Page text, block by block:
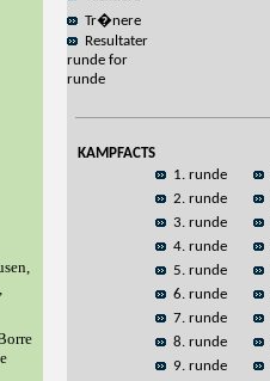
Tr�nere
Resultater
runde for
runde
KAMPFACTS
1. runde
2. runde
3. runde
4. runde
5. runde
6. runde
7. runde
8. runde
9. runde